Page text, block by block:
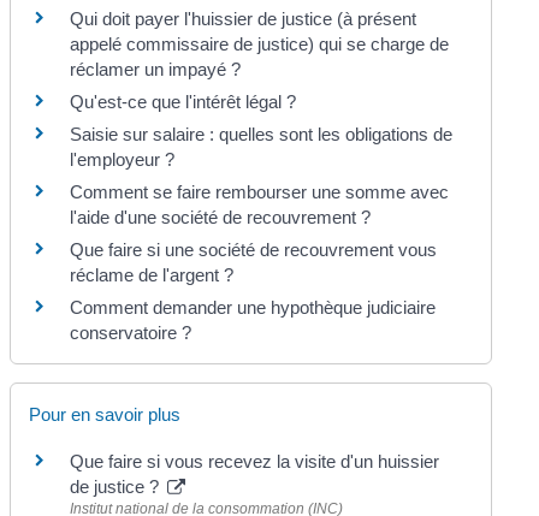
Qui doit payer l'huissier de justice (à présent
appelé commissaire de justice) qui se charge de
réclamer un impayé ?
Qu'est-ce que l'intérêt légal ?
Saisie sur salaire : quelles sont les obligations de
l'employeur ?
Comment se faire rembourser une somme avec
l'aide d'une société de recouvrement ?
Que faire si une société de recouvrement vous
réclame de l'argent ?
Comment demander une hypothèque judiciaire
conservatoire ?
Pour en savoir plus
Que faire si vous recevez la visite d'un huissier
de justice ?
Institut national de la consommation (INC)